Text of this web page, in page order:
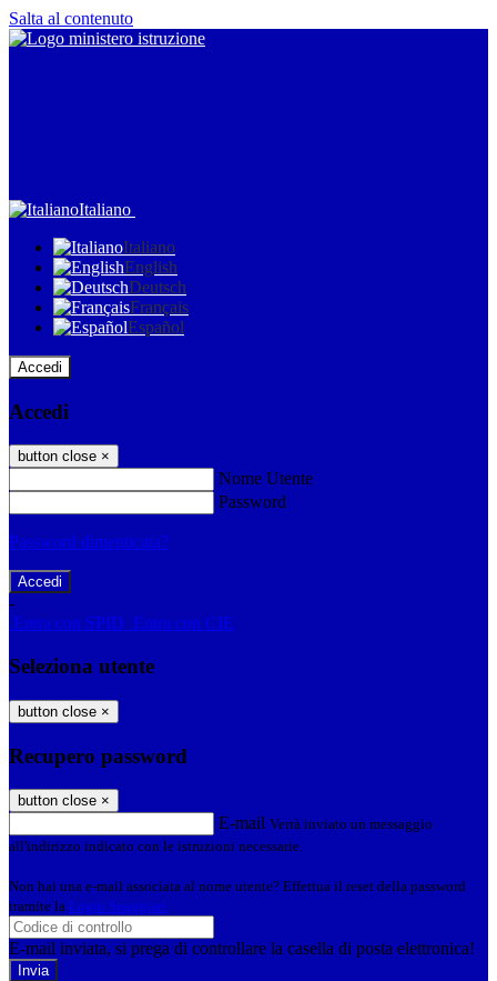
Salta al contenuto
Italiano
Italiano
English
Deutsch
Français
Español
Accedi
Accedi
button close ×
Nome Utente
Password
Password dimenticata?
-
Entra con SPID Entra con CIE
Seleziona utente
button close ×
Recupero password
button close ×
E-mail Verrà inviato un messaggio
all'indirizzo indicato con le istruzioni necessarie.
Non hai una e-mail associata al nome utente? Effettua il reset della password
tramite la Login Spaggiari
E-mail inviata, si prega di controllare la casella di posta elettronica!